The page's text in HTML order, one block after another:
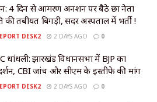
4 दिन से आमरण अनशन पर बैठे छात्र नेता
की तबीयत बिगड़ी, सदर अस्पताल में भर्ती !
DESK2 2 DAYS AGO 0
धांधली: झारखंड विधानसभा में BJP का
CBI जांच और सीएम के इस्तीफे की मांग
DESK2 2 DAYS AGO 0